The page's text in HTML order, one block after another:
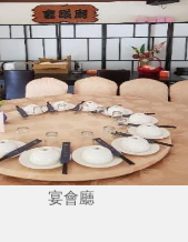
宴會廳